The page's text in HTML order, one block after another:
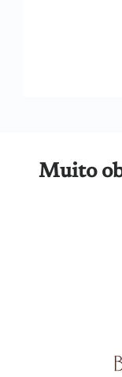
Muito